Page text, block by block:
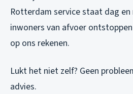
Rotterdam service staat dag
inwoners van afvoer
op ons rekenen.
Lukt het niet zelf? Geen
advies.